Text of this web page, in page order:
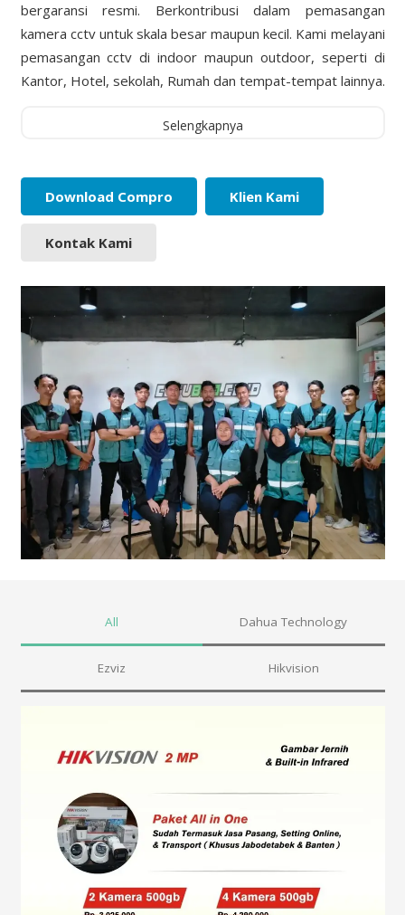
bergaransi resmi. Berkontribusi dalam pemasangan
kamera cctv untuk skala besar maupun kecil. Kami melayani
pemasangan cctv di indoor maupun outdoor, seperti di
Kantor, Hotel, sekolah, Rumah dan tempat-tempat lainnya.
Selengkapnya
Download Compro Klien Kami
Kontak Kami
All Dahua Technology
Ezviz Hikvision